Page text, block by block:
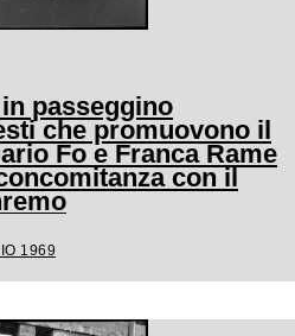
passeggino
che promuovono il
Fo e Franca Rame
con il
1969